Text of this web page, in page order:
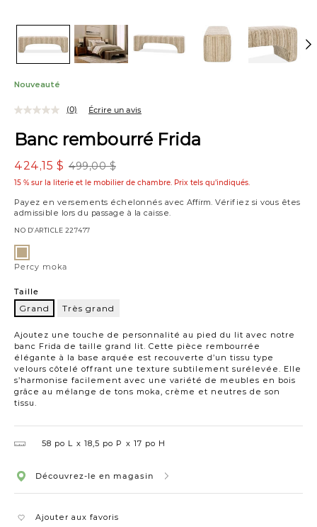
Nouveauté
Banc rembourré Frida
499,00 $
424,15 $
15 % sur la literie et le mobilier de chambre. Prix tels qu’indiqués.
Payez en versements échelonnés avec Affirm. Vérifiez si vous êtes
admissible lors du passage à la caisse.
NO D’ARTICLE 227477
Ajoutez une touche de personnalité au pied du lit avec notre
banc Frida de taille grand lit. Cette pièce rembourrée
élégante à la base arquée est recouverte d’un tissu type
velours côtelé offrant une texture subtilement surélevée. Elle
s’harmonise facilement avec une variété de meubles en bois
grâce au mélange de tons moka, crème et neutres de son
tissu.
(0) Écrire un avis
Variations
moka
Percy moka
Taille
Grand Très grand
58 po L 18,5 po P 17 po H
Découvrez-le en magasin
Ajouter aux favoris